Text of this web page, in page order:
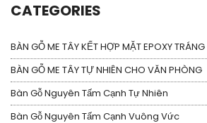
CATEGORIES
BÀN GỖ ME TÂY KẾT HỢP MẶT EPOXY
BÀN GỖ ME TÂY TỰ NHIÊN CHO VĂN PHÒNG
Bàn Gỗ Nguyên Tấm Cạnh Tự Nhiên
Bàn Gỗ Nguyên Tấm Cạnh Vuông Vức